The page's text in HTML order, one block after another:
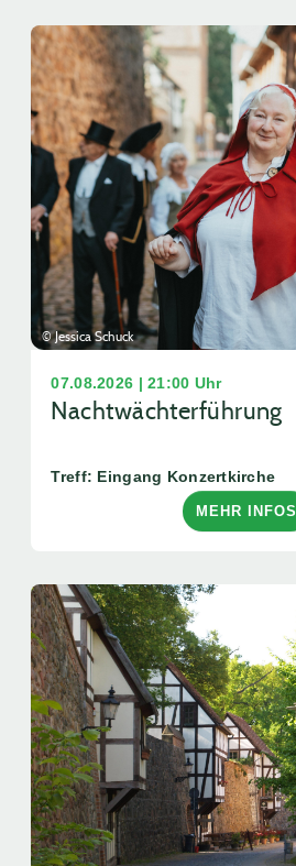
© Jessica Schuck
07.08.2026 | 21:00 Uhr
Nachtwächterführung
Treff: Eingang Konzertkirche
MEHR INFOS